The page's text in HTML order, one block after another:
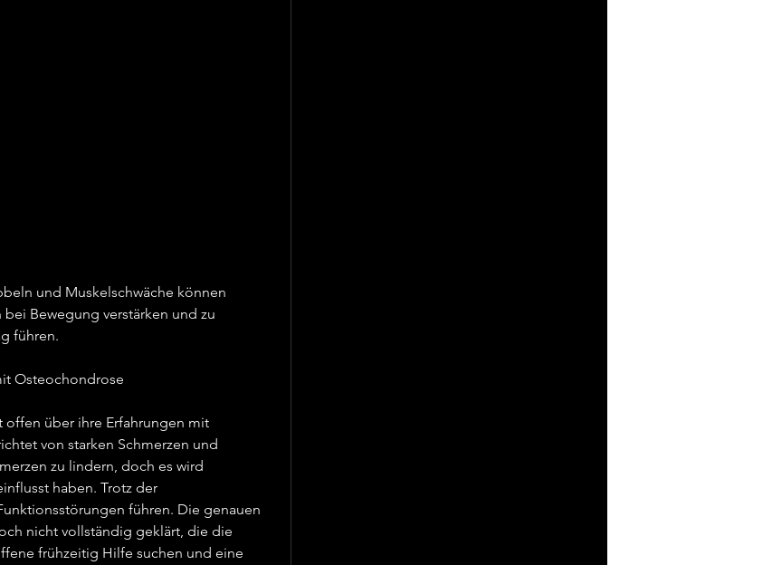
Bewegung verstärken und zu
führen.
Osteochondrose
offen über ihre Erfahrungen mit
von starken Schmerzen und
zu lindern, doch es wird
haben. Trotz der
führen. Die genauen
nicht vollständig geklärt, die die
frühzeitig Hilfe suchen und eine